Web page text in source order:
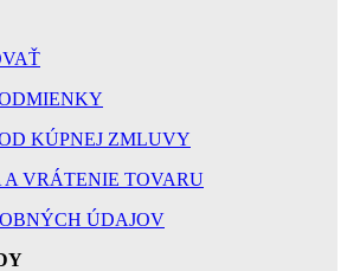
KÚPNEJ ZMLUVY
VRÁTENIE TOVARU
ÚDAJOV